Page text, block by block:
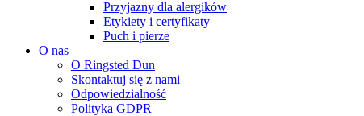
Przyjazny dla alergików
Etykiety i certyfikaty
Puch i pierze
O nas
O Ringsted Dun
Skontaktuj się z nami
Odpowiedzialność
Polityka GDPR